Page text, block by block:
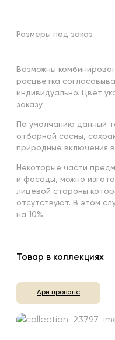
Размеры под заказ
Возможны
расцветка
индивидуально. Цвет
заказу.
По умолчанию данный
отборной сосны,
природные включения
Некоторые части
и фасады, можно
лицевой стороны
отсутствуют. В этом
на 10%
Товар в коллекциях
Ари прованс